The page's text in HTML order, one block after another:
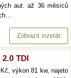
aut. až 36 měsíců
Zobrazit inzerát
TDI
Kč, výkon 81 kw, najeto